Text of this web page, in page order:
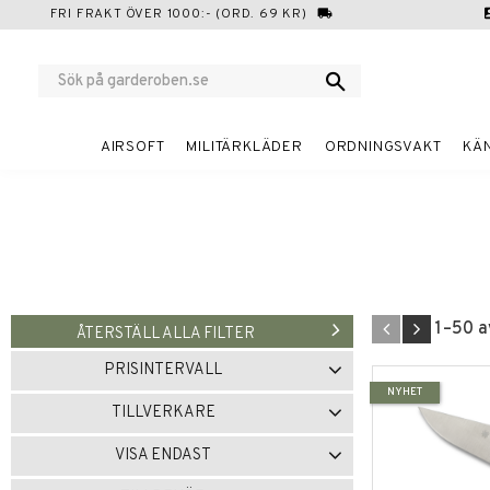
FRI FRAKT ÖVER 1000:- (ORD. 69 KR) local_shipping
AIRSOFT MILITÄRKLÄDER ORDNINGSVAKT
ÅTERSTÄLL ALLA FILTER
PRISINTERVALL
20 5 295
TILLVERKARE
BENCHMADE
14 CIVIVI
COLD STEEL
13 CRKT 8
VISA ENDAST
1–50
NYHET